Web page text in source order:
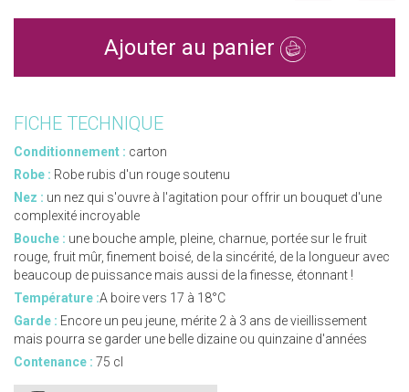
Ajouter au panier
FICHE TECHNIQUE
Conditionnement : carton
Robe : Robe rubis d'un rouge soutenu
Nez : un nez qui s'ouvre à l'agitation pour offrir un bouquet d'une
complexité incroyable
Bouche : une bouche ample, pleine, charnue, portée sur le fruit
rouge, fruit mûr, finement boisé, de la sincérité, de la longueur avec
beaucoup de puissance mais aussi de la finesse, étonnant !
Température :A boire vers 17 à 18°C
Garde : Encore un peu jeune, mérite 2 à 3 ans de vieillissement
mais pourra se garder une belle dizaine ou quinzaine d'années
Contenance : 75 cl